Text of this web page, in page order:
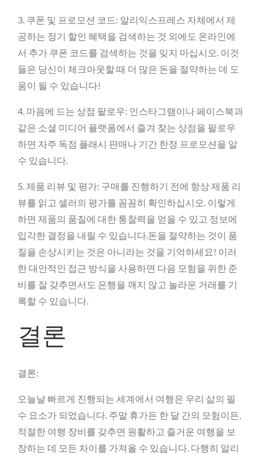
3. 쿠폰 및 프로모션 코드: 알리익스프레스 자체에서 제
공하는 정기 할인 혜택을 검색하는 것 외에도 온라인에
서 추가 쿠폰 코드를 검색하는 것을 잊지 마십시오. 이것
들은 당신이 체크아웃할 때 더 많은 돈을 절약하는 데 도
움이 될 수 있습니다!
4. 마음에 드는 상점 팔로우: 인스타그램이나 페이스북과
같은 소셜 미디어 플랫폼에서 즐겨 찾는 상점을 팔로우
하면 자주 독점 플래시 판매나 기간 한정 프로모션을 알
수 있습니다.
5. 제품 리뷰 및 평가: 구매를 진행하기 전에 항상 제품 리
뷰를 읽고 셀러의 평가를 꼼꼼히 확인하십시오. 이렇게
하면 제품의 품질에 대한 통찰력을 얻을 수 있고 정보에
입각한 결정을 내릴 수 있습니다.돈을 절약하는 것이 품
질을 손상시키는 것은 아니라는 것을 기억하세요! 이러
한 대안적인 접근 방식을 사용하면 다음 모험을 위한 준
비를 잘 갖추면서도 은행을 깨지 않고 놀라운 거래를 기
록할 수 있습니다.
결론
결론:
오늘날 빠르게 진행되는 세계에서 여행은 우리 삶의 필
수 요소가 되었습니다. 주말 휴가든 한 달 간의 모험이든,
적절한 여행 장비를 갖추면 원활하고 즐거운 여행을 보
장하는 데 모든 차이를 가져올 수 있습니다. 다행히 알리